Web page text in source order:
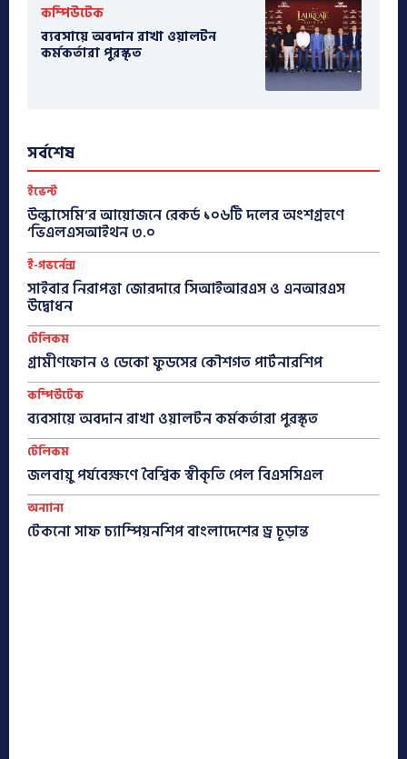
কম্পিউটেক
ব্যবসায়ে অবদান রাখা ওয়ালটন
কর্মকর্তারা পুরস্কৃত
সর্বশেষ
ইভেন্ট
উল্কাসেমি’র আয়োজনে রেকর্ড ১০৬টি দলের অংশগ্রহণে
‘ভিএলএসআইথন ৩.০
ই-গভর্নেন্স
সাইবার নিরাপত্তা জোরদারে সিআইআরএস ও এনআরএস
উদ্বোধন
টেলিকম
গ্রামীণফোন ও ডেকো ফুডসের কৌশগত পার্টনারশিপ
কম্পিউটেক
ব্যবসায়ে অবদান রাখা ওয়ালটন কর্মকর্তারা পুরস্কৃত
টেলিকম
জলবায়ু পর্যবেক্ষণে বৈশ্বিক স্বীকৃতি পেল বিএসসিএল
অন্যান্য
টেকনো সাফ চ্যাম্পিয়নশিপ বাংলাদেশের ড্র চূড়ান্ত